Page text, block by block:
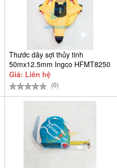
Thước dây sợi thủy tinh
50mx12.5mm Ingco HFMT8250
Giá: Liên hệ
(0)